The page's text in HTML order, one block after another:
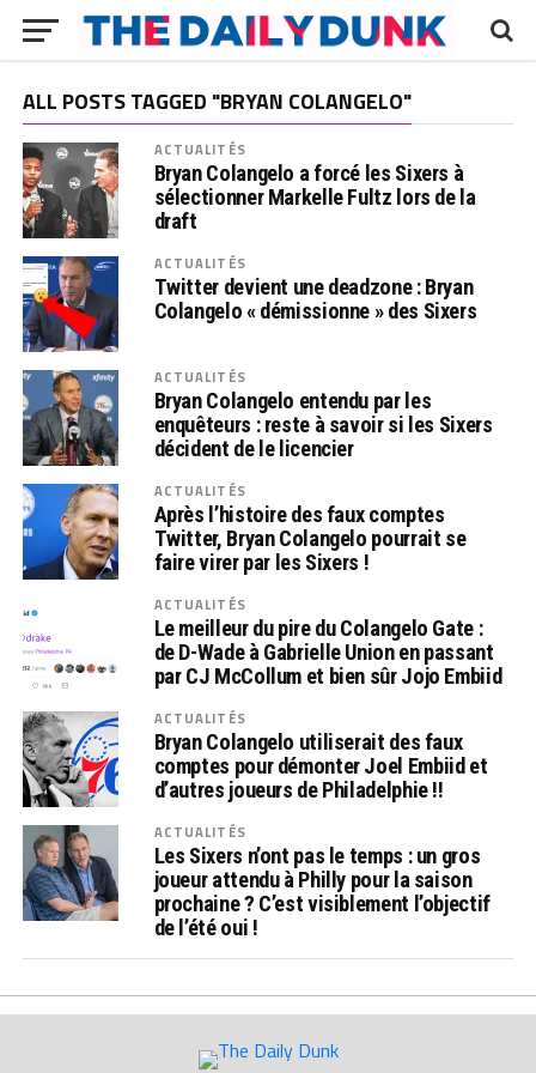
ALL POSTS TAGGED "BRYAN COLANGELO"
ACTUALITÉS
Bryan Colangelo a forcé les Sixers à
sélectionner Markelle Fultz lors de la
draft
ACTUALITÉS
Twitter devient une deadzone : Bryan
Colangelo « démissionne » des Sixers
ACTUALITÉS
Bryan Colangelo entendu par les
enquêteurs : reste à savoir si les Sixers
décident de le licencier
ACTUALITÉS
Après l’histoire des faux comptes
Twitter, Bryan Colangelo pourrait se
faire virer par les Sixers !
ACTUALITÉS
Le meilleur du pire du Colangelo Gate :
de D-Wade à Gabrielle Union en passant
par CJ McCollum et bien sûr Jojo Embiid
ACTUALITÉS
Bryan Colangelo utiliserait des faux
comptes pour démonter Joel Embiid et
d’autres joueurs de Philadelphie !!
ACTUALITÉS
Les Sixers n’ont pas le temps : un gros
joueur attendu à Philly pour la saison
prochaine ? C’est visiblement l’objectif
de l’été oui !